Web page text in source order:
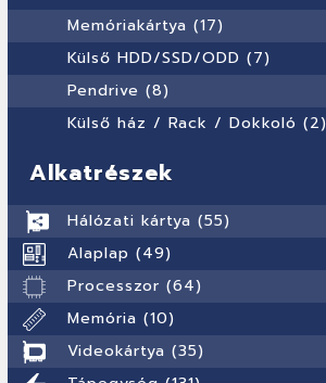
Memóriakártya (17)
Külső HDD/SSD/ODD (7)
Pendrive (8)
Külső ház / Rack / Dokkoló (2)
Alkatrészek
Hálózati kártya (55)
Alaplap (49)
Processzor (64)
Memória (10)
Videokártya (35)